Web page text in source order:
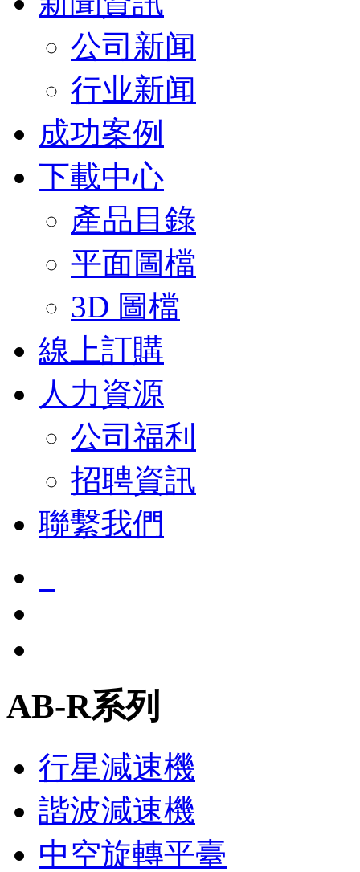
公司新闻
行业新闻
成功案例
下載中心
產品目錄
平面圖檔
3D 圖檔
線上訂購
人力資源
公司福利
招聘資訊
聯繫我們
AB-R系列
行星減速機
諧波減速機
中空旋轉平臺